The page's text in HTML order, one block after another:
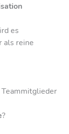
es
als reine
?